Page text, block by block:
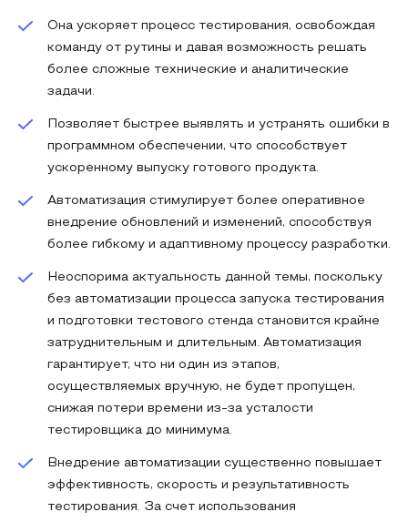
Она ускоряет процесс тестирования, освобождая
команду от рутины и давая возможность решать
более сложные технические и аналитические
задачи.
Позволяет быстрее выявлять и устранять ошибки в
программном обеспечении, что способствует
ускоренному выпуску готового продукта.
Автоматизация стимулирует более оперативное
внедрение обновлений и изменений, способствуя
более гибкому и адаптивному процессу разработки.
Неоспорима актуальность данной темы, поскольку
без автоматизации процесса запуска тестирования
и подготовки тестового стенда становится крайне
затруднительным и длительным. Автоматизация
гарантирует, что ни один из этапов,
осуществляемых вручную, не будет пропущен,
снижая потери времени из-за усталости
тестировщика до минимума.
Внедрение автоматизации существенно повышает
эффективность, скорость и результативность
тестирования. За счет использования